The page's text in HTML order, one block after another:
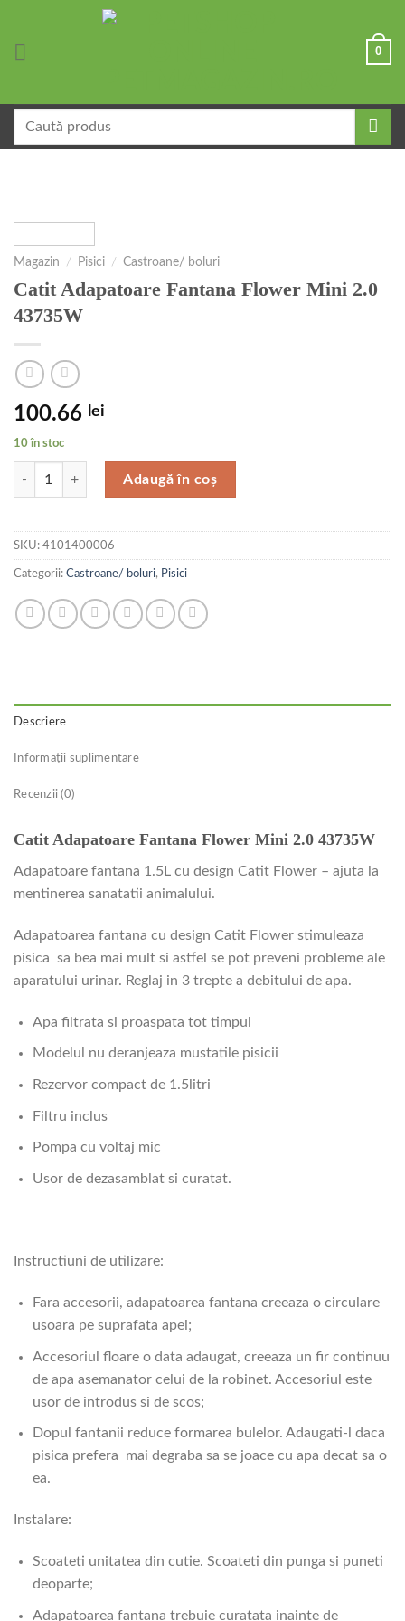
0
după:
Magazin / Pisici / Castroane/ boluri
Catit Adapatoare Fantana Flower Mini 2.0
43735W
100.66 lei
10 în stoc
Cantitate Catit Adapatoare Fantana Flower Mini 2.0 43735W
Adaugă în coș
SKU: 4101400006
Categorii: Castroane/ boluri, Pisici
Descriere
Informații suplimentare
Recenzii (0)
Catit Adapatoare Fantana Flower Mini 2.0 43735W
Adapatoare fantana 1.5L cu design Catit Flower – ajuta la
mentinerea sanatatii animalului.
Adapatoarea fantana cu design Catit Flower stimuleaza
pisica sa bea mai mult si astfel se pot preveni probleme ale
aparatului urinar. Reglaj in 3 trepte a debitului de apa.
Apa filtrata si proaspata tot timpul
Modelul nu deranjeaza mustatile pisicii
Rezervor compact de 1.5litri
Filtru inclus
Pompa cu voltaj mic
Usor de dezasamblat si curatat.
Instructiuni de utilizare:
Fara accesorii, adapatoarea fantana creeaza o circulare
usoara pe suprafata apei;
Accesoriul floare o data adaugat, creeaza un fir continuu
de apa asemanator celui de la robinet. Accesoriul este
usor de introdus si de scos;
Dopul fantanii reduce formarea bulelor. Adaugati-l daca
pisica prefera mai degraba sa se joace cu apa decat sa o
ea.
Instalare:
Scoateti unitatea din cutie. Scoateti din punga si puneti
deoparte;
Adapatoarea fantana trebuie curatata inainte de